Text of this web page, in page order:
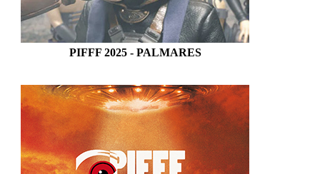
PIFFF 2025 - PALMARES